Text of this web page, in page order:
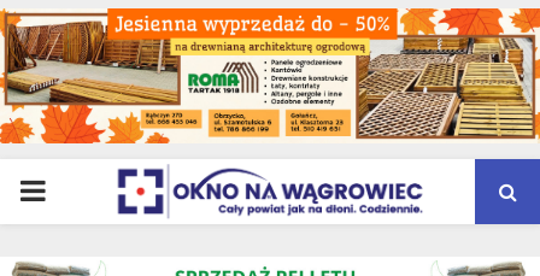
PRIMARY
MENU